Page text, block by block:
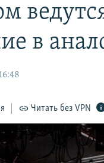
в
Читать без VPN